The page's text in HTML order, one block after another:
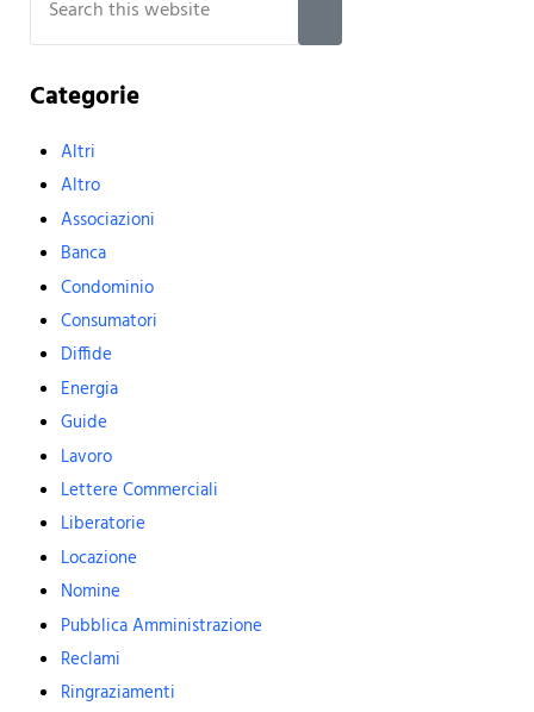
Categorie
Altri
Altro
Associazioni
Banca
Condominio
Consumatori
Diffide
Energia
Guide
Lavoro
Lettere Commerciali
Liberatorie
Locazione
Nomine
Pubblica Amministrazione
Reclami
Ringraziamenti